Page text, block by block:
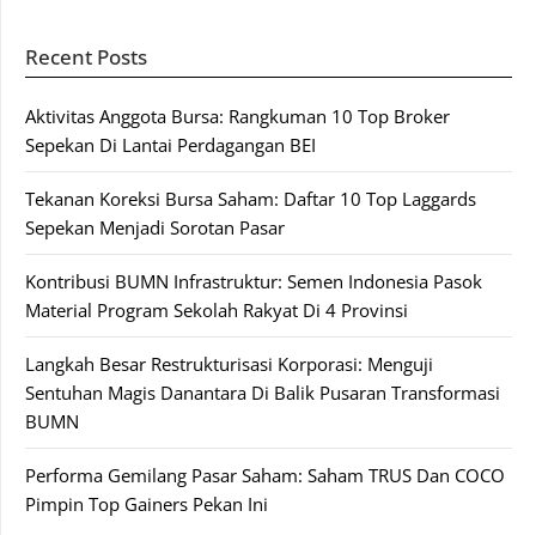
Recent Posts
Aktivitas Anggota Bursa: Rangkuman 10 Top Broker
Sepekan Di Lantai Perdagangan BEI
Tekanan Koreksi Bursa Saham: Daftar 10 Top Laggards
Sepekan Menjadi Sorotan Pasar
Kontribusi BUMN Infrastruktur: Semen Indonesia Pasok
Material Program Sekolah Rakyat Di 4 Provinsi
Langkah Besar Restrukturisasi Korporasi: Menguji
Sentuhan Magis Danantara Di Balik Pusaran Transformasi
BUMN
Performa Gemilang Pasar Saham: Saham TRUS Dan COCO
Pimpin Top Gainers Pekan Ini